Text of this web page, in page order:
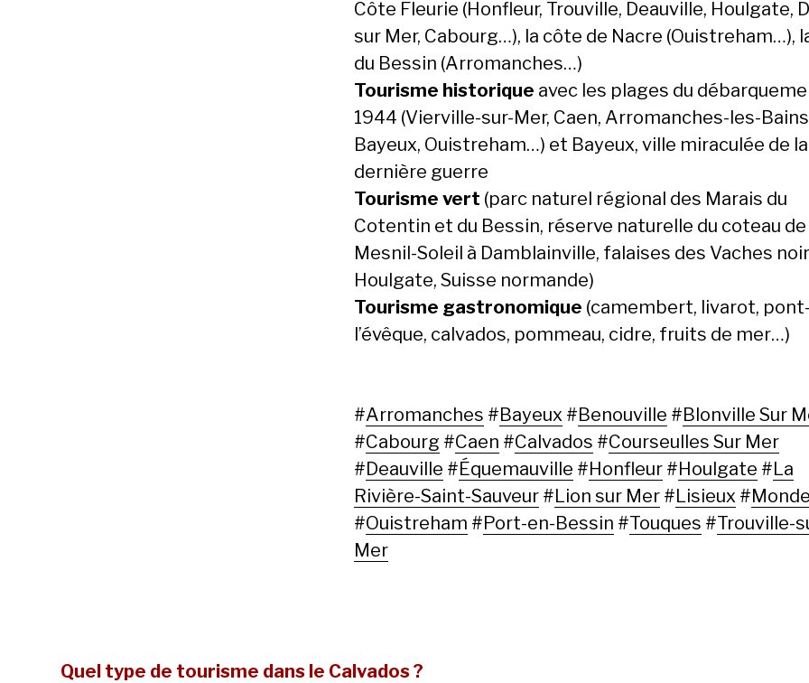
Côte Fleurie (Honfleur, Trouville, Deauville, Houlgate,
sur Mer, Cabourg…), la côte de Nacre (Ouistreham…),
du Bessin (Arromanches…)
Tourisme historique avec les plages du
1944 (Vierville-sur-Mer, Caen, Arromanches-les-
Bayeux, Ouistreham…) et Bayeux, ville miraculée de la
dernière guerre
Tourisme vert (parc naturel régional des Marais du
Cotentin et du Bessin, réserve naturelle du coteau de
Mesnil-Soleil à Damblainville, falaises des Vaches
Houlgate, Suisse normande)
Tourisme gastronomique (camembert, livarot,
l’évêque, calvados, pommeau, cidre, fruits de mer…)
#Arromanches #Bayeux #Benouville #Blonville Sur
#Cabourg #Caen #Calvados #Courseulles Sur Mer
#Deauville #Équemauville #Honfleur #Houlgate #La
Rivière-Saint-Sauveur #Lion sur Mer #Lisieux #
#Ouistreham #Port-en-Bessin #Touques #Trouville-
Mer
Quel type de tourisme dans le Calvados ?